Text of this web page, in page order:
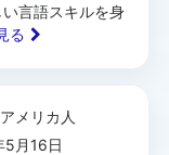
言語スキルを身
る
アメリカ 人
5月16日